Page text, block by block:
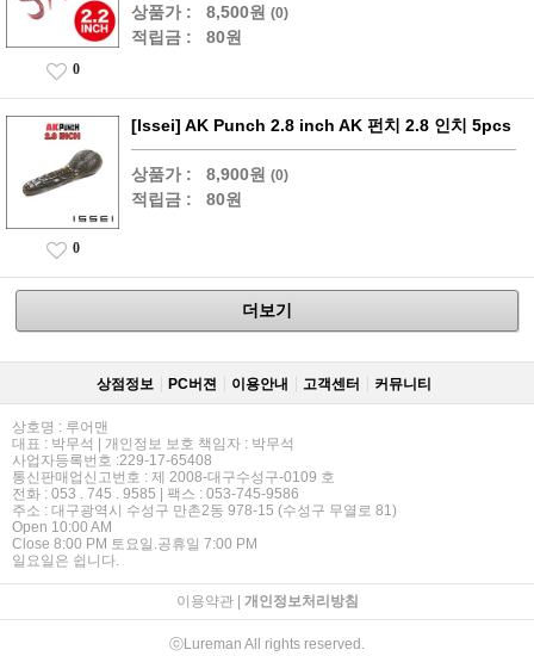
상품가 : 8,500원 (0)
적립금 : 80원
0
[Issei] AK Punch 2.8 inch AK 펀치 2.8 인치 5pcs
상품가 : 8,900원 (0)
적립금 : 80원
0
더보기
상점정보 PC버젼 이용안내 고객센터 커뮤니티
상호명 : 루어맨
대표 : 박무석 | 개인정보 보호 책임자 : 박무석
사업자등록번호 :229-17-65408
통신판매업신고번호 : 제 2008-대구수성구-0109 호
전화 : 053 . 745 . 9585 | 팩스 : 053-745-9586
주소 : 대구광역시 수성구 만촌2동 978-15 (수성구 무열로 81)
Open 10:00 AM
Close 8:00 PM 토요일.공휴일 7:00 PM
일요일은 쉽니다.
이용약관| 개인정보처리방침
ⓒLureman All rights reserved.